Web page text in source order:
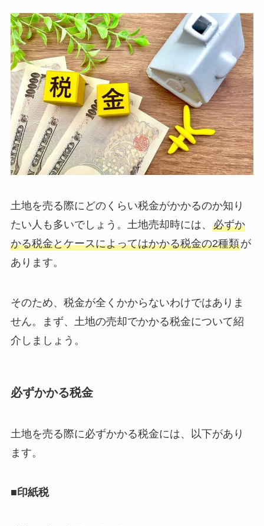
土地を売る際にどのくらい税金がかかるのか知り
たい人も多いでしょう。土地売却時には、 必ずか
かる税金とケースによってはかかる税金の2種類が
あります。
そのため、税金が全くかからないわけではありま
せん。まず、土地の売却でかかる税金について紹
介しましょう。
必ずかかる税金
土地を売る際に必ずかかる税金には、以下があり
ます。
■印紙税